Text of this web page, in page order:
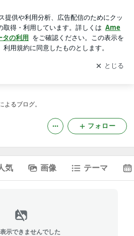
ブログの更新通知
を受け取りまし
開く
よるブログ。
フォロー
気 画像 テーマ
示できませんでした